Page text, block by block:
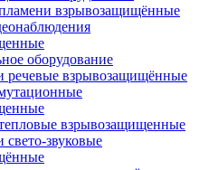
взрывозащищённые
оборудование
речевые взрывозащищённые
взрывозащищенные
звуковые